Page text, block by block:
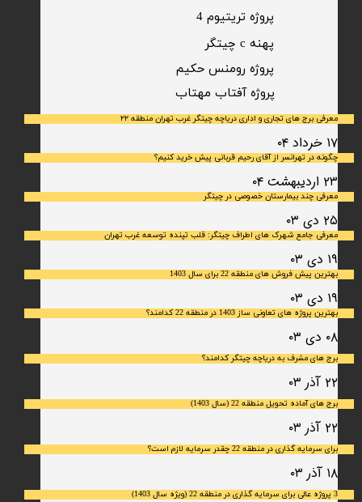
معرفی برج های تجاری و اداری دریاچه چیتگر غرب تهران منطقه ۲۲
۱۷ خرداد ۰۴
چگونه در تهرانسر از آقای رحیم قربانی پیش خرید کنیم؟
۲۳ اردیبهشت ۰۴
معرفی چند بیمارستان خصوصی در چیتگر
۲۵ دی ۰۳
معرفی جامع شهرک‌ های اطراف چیتگر: قلب تپنده توسعه غرب تهران
۱۹ دی ۰۳
بهترین پیش فروش های منطقه 22 برای سال 1403
۱۹ دی ۰۳
بهترین پروژه های تعاونی ساز 1403 در منطقه 22 کدامند؟
۰۸ دی ۰۳
برج های مشرف به دریاچه چیتگر کدامند؟
۲۲ آذر ۰۳
برج های آماده تحویل منطقه 22 (سال 1403)
۲۲ آذر ۰۳
برای سرمایه‌ گذاری در منطقه 22 چقدر سرمایه لازم است؟
۱۸ آذر ۰۳
3 پروژه عالی برای سرمایه گذاری در منطقه 22 (ویژه سال 1403)
​پروژه آفتاب مهتاب
پروژه رومنس حکیم
پهنه c چیتگر
پروژه تریتیوم 4